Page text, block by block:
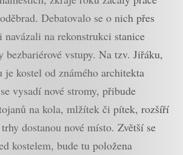
Debatovalo se o nich přes
navázali na rekonstrukci stanice
bezbariérové vstupy. Na tzv. Jiřáku,
je kostel od známého architekta
vysadí nové stromy, přibude
na kola, mlžítek či pítek, rozšíří
dostanou nové místo. Zvětší se
kostelem, bude tu položena